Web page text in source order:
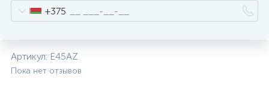
+375
Артикул: E45AZ
Пока нет отзывов